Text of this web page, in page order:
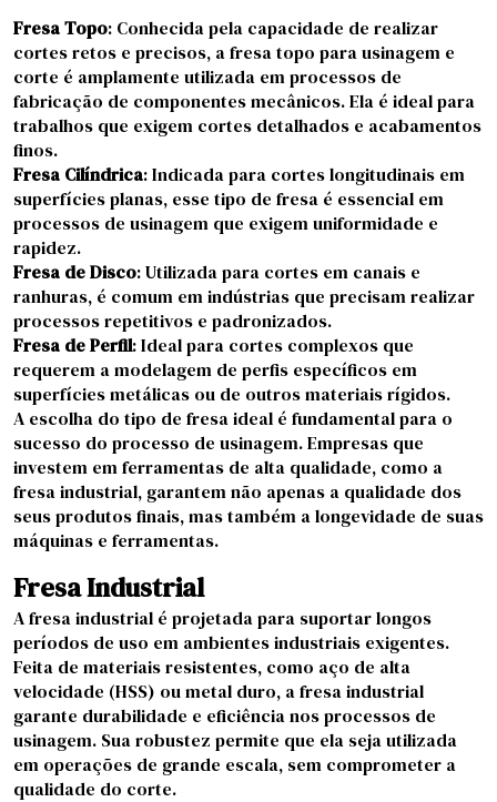
Fresa Topo: Conhecida pela capacidade de realizar
cortes retos e precisos, a fresa topo para usinagem e
corte é amplamente utilizada em processos de
fabricação de componentes mecânicos. Ela é ideal para
trabalhos que exigem cortes detalhados e acabamentos
finos.
Fresa Cilíndrica: Indicada para cortes longitudinais em
superfícies planas, esse tipo de fresa é essencial em
processos de usinagem que exigem uniformidade e
rapidez.
Fresa de Disco: Utilizada para cortes em canais e
ranhuras, é comum em indústrias que precisam realizar
processos repetitivos e padronizados.
Fresa de Perfil: Ideal para cortes complexos que
requerem a modelagem de perfis específicos em
superfícies metálicas ou de outros materiais rígidos.
A escolha do tipo de fresa ideal é fundamental para o
sucesso do processo de usinagem. Empresas que
investem em ferramentas de alta qualidade, como a
fresa industrial, garantem não apenas a qualidade dos
seus produtos finais, mas também a longevidade de suas
máquinas e ferramentas.
Fresa Industrial
A fresa industrial é projetada para suportar longos
períodos de uso em ambientes industriais exigentes.
Feita de materiais resistentes, como aço de alta
velocidade (HSS) ou metal duro, a fresa industrial
garante durabilidade e eficiência nos processos de
usinagem. Sua robustez permite que ela seja utilizada
em operações de grande escala, sem comprometer a
qualidade do corte.